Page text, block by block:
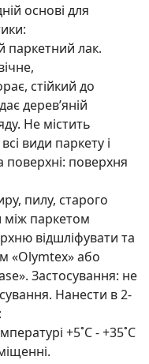
основі для
лак.
стійкий до
дерев’яній
Не містить
види паркету і
поверхні: поверхня
пилу, старого
між паркетом
відшліфувати та
«Olymtex» або
Застосування: не
Нанести в 2-
+5˚С - +35˚С